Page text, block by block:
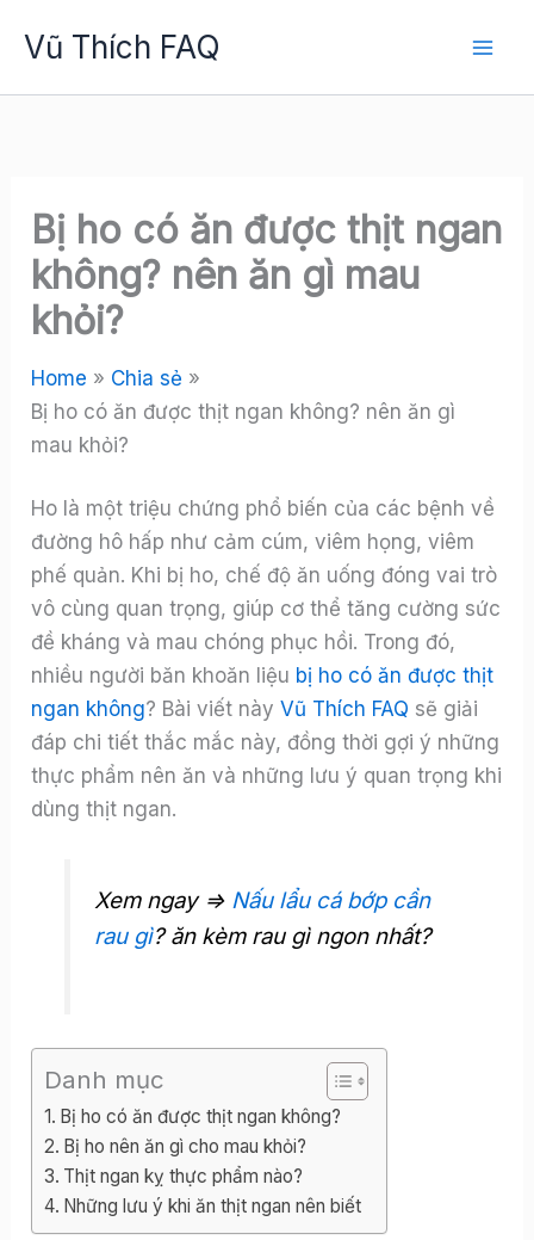
Vũ Thích FAQ
Bị ho có ăn được thịt ngan
không? nên ăn gì mau
khỏi?
Home
Chia sẻ
Bị ho có ăn được thịt ngan không? nên ăn gì
mau khỏi?
Ho là một triệu chứng phổ biến của các bệnh về
đường hô hấp như cảm cúm, viêm họng, viêm
phế quản. Khi bị ho, chế độ ăn uống đóng vai trò
vô cùng quan trọng, giúp cơ thể tăng cường sức
đề kháng và mau chóng phục hồi. Trong đó,
nhiều người băn khoăn liệu bị ho có ăn được thịt
ngan không? Bài viết nàyVũ Thích FAQ sẽ giải
đáp chi tiết thắc mắc này, đồng thời gợi ý những
thực phẩm nên ăn và những lưu ý quan trọng khi
dùng thịt ngan.
Xem ngay => Nấu lẩu cá bớp cần
rau gì? ăn kèm rau gì ngon nhất?
Danh mục
Bị ho có ăn được thịt ngan không?
Bị ho nên ăn gì cho mau khỏi?
Thịt ngan kỵ thực phẩm nào?
Những lưu ý khi ăn thịt ngan nên biết